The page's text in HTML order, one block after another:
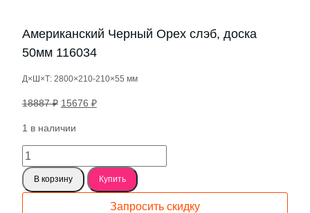
Американский Черный Орех слэб, доска
50мм 116034
Д×Ш×Т: 2800×210-210×55 мм
18887₽ Первоначальная
составляла
18887 ₽.
15676 ₽Текущая
1 в наличии
Количество
товара
Американский
Черный
В корзину Купить
Запросить скидку